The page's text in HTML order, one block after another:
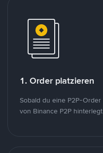
1. Order platzieren
Sobald du eine P2P-
von Binance P2P